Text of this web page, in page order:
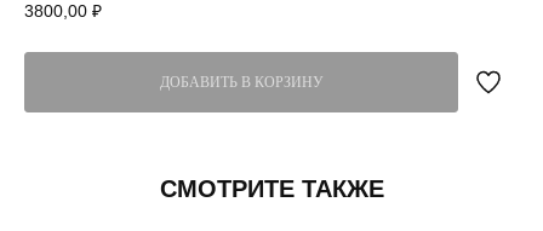
3800,00 ₽
ДОБАВИТЬ В КОРЗИНУ
СМОТРИТЕ ТАКЖЕ